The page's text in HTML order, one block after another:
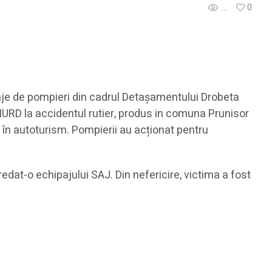
...
0
de pompieri din cadrul Detașamentului Drobeta
la accidentul rutier, produs in comuna Prunisor
autoturism. Pompierii au acționat pentru
o echipajului SAJ. Din nefericire, victima a fost